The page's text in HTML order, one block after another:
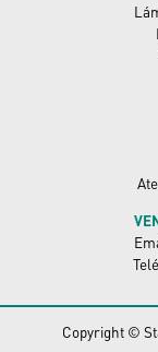
Copyright ©